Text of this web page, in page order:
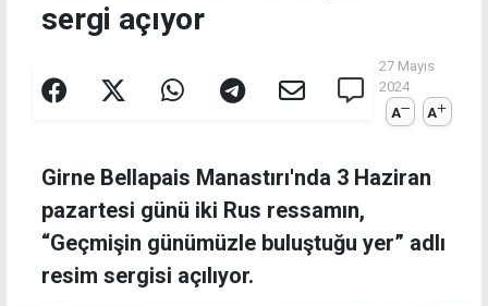
sergi açıyor
27 Mayıs
2024
A
A
Girne Bellapais Manastırı'nda 3 Haziran
pazartesi günü iki Rus ressamın,
“Geçmişin günümüzle buluştuğu yer” adlı
resim sergisi açılıyor.